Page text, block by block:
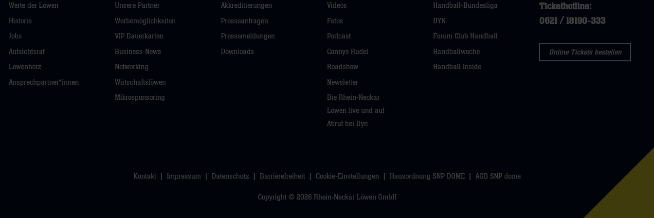
Werte der Löwen
Historie
Jobs
Aufsichtsrat
Löwenherz
Ansprechpartner*innen
Unsere Partner
Werbemöglichkeiten
VIP Dauerkarten
Business-News
Networking
Wirtschaftslöwen
Mikrosponsoring
Akkreditierungen
Presseanfragen
Pressemeldungen
Downloads
Videos
Fotos
Podcast
Connys Rudel
Roadshow
Newsletter
Die Rhein-Neckar
Löwen live und auf
Abruf bei Dyn
Handball-Bundesliga
DYN
Forum Club Handball
Handballwoche
Handball Inside
Tickethotline:
0621 / 18190-333
Online Tickets bestellen
Kontakt Impressum Datenschutz Barrierefreiheit Cookie-Einstellungen Hausordnung SNP DOME AGB SNP dome
Copyright © 2026 Rhein-Neckar Löwen GmbH